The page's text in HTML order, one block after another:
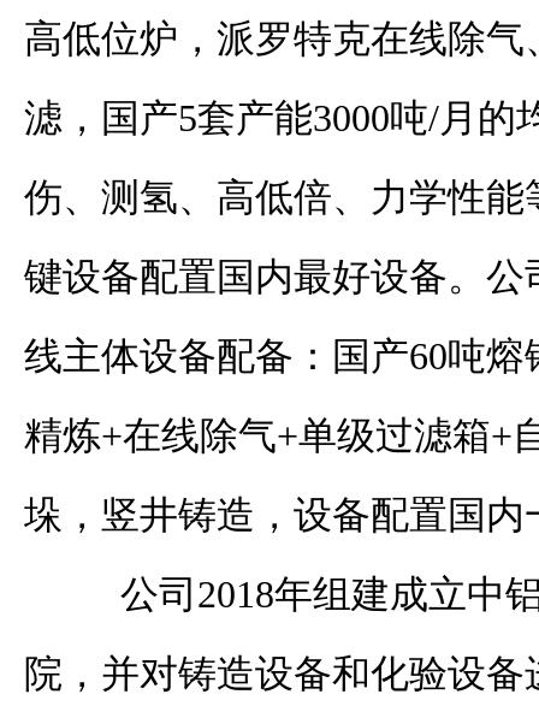
高低位炉，派罗特克在线除
滤，国产5套产能3000吨/月的
伤、测氢、高低倍、力学性
键设备配置国内最好设备。
线主体设备配备：国产60吨熔
精炼+在线除气+单级过滤箱+
垛，竖井铸造，设备配置国内
公司 2018年组建成立中
院，并对铸造设备和化验设